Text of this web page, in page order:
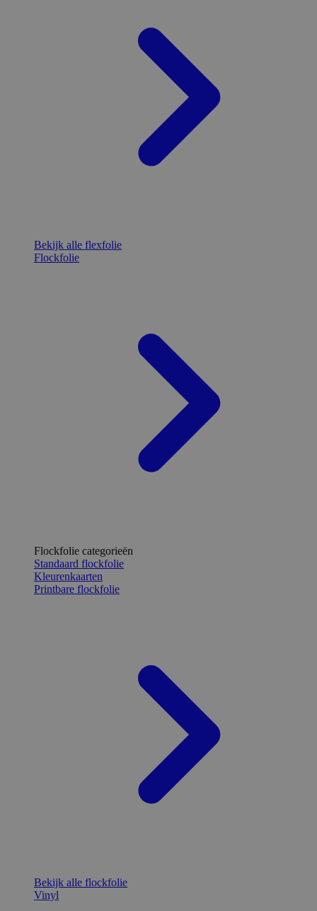
Bekijk alle flexfolie
Flockfolie
Flockfolie categorieën
Standaard flockfolie
Kleurenkaarten
Printbare flockfolie
Bekijk alle flockfolie
Vinyl